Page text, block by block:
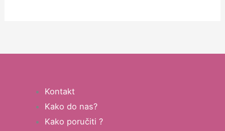
Kontakt
Kako do nas?
Kako poručiti ?